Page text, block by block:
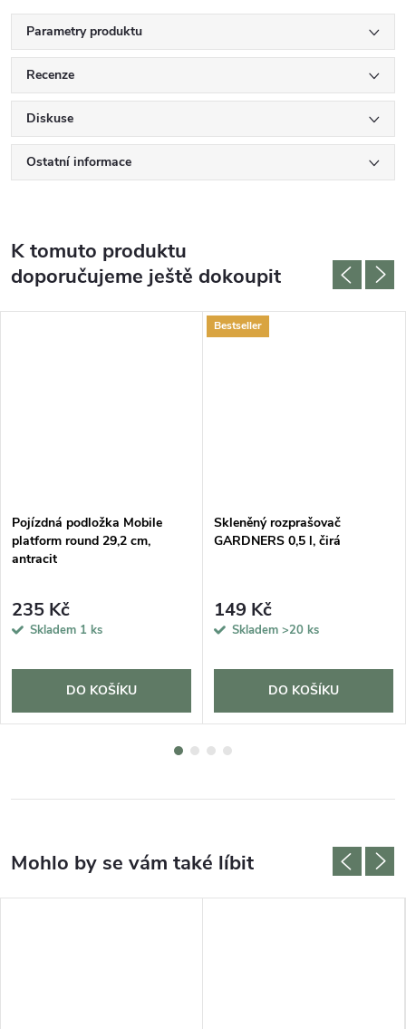
Parametry produktu
Recenze
Diskuse
Ostatní informace
K tomuto produktu
doporučujeme ještě dokoupit
Pojízdná podložka Mobile
platform round 29,2 cm,
antracit
235 Kč
Skladem 1 ks
DO KOŠÍKU
Bestseller
Skleněný rozprašovač
GARDNERS 0,5 l, čirá
149 Kč
Skladem >20 ks
DO KOŠÍKU